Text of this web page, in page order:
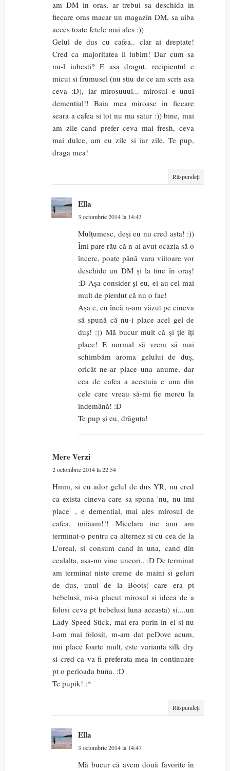
am DM in oras, ar trebui sa deschida in
fiecare oras macar un magazin DM, sa aiba
acces toate fetele mai ales :))
Gelul de dus cu cafea.. clar ai dreptate!
Cred ca majoritatea il iubim! Dar cum sa
nu-l iubesti? E asa dragut, recipientul e
micut si frumusel (nu stiu de ce am scris asa
ceva :D), iar mirosuuul... mirosul e unul
demential!! Baia mea miroase in fiecare
seara a cafea si tot nu ma satur :)) bine, mai
am zile cand prefer ceva mai fresh, ceva
mai dulce, am eu zile si iar zile. Te pup,
draga mea!
Răspundeți
Ella
3 octombrie 2014 la 14:43
Mulțumesc, deși eu nu cred asta! :))
Îmi pare rău că n-ai avut ocazia să o
încerc, poate până vara viitoare vor
deschide un DM și la tine în oraș!
:D Așa consider și eu, ei au cel mai
mult de pierdut că nu o fac!
Așa e, eu încă n-am văzut pe cineva
să spună că nu-i place acel gel de
duș! :)) Mă bucur mult că și ție îți
place! E normal să vrem să mai
schimbăm aroma gelului de duș,
oricât ne-ar place una anume, dar
cea de cafea a acestuia e una din
cele care vreau să-mi fie mereu la
îndemână! :D
Te pup și eu, drăguța!
Mere Verzi
2 octombrie 2014 la 22:54
Hmm, si eu ador gelul de dus YR, nu cred
ca exista cineva care sa spuna 'nu, nu imi
place' , e demential, mai ales mirosul de
cafea, miiaam!!! Micelara inc anu am
terminat-o pentru ca alternez si cu cea de la
L'oreal, si consum cand in una, cand din
cealalta, asa-mi vine uneori.. :D De terminat
am terminat niste creme de maini si geluri
de dus, unul de la Boots( care era pt
bebelusi, mi-a placut mirosul si ideea de a
folosi ceva pt bebelusi luna aceasta) si....un
Lady Speed Stick, mai era purin in el si nu
l-am mai folosit, m-am dat peDove acum,
imi place foarte mult, este varianta silk dry
si cred ca va fi preferata mea in continuare
pt o perioada buna. :D
Te pupik! :*
Răspundeți
Ella
3 octombrie 2014 la 14:47
Mă bucur că avem două favorite în